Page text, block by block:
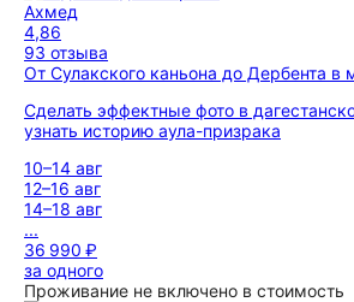
Ахмед
4,86
93 отзыва
От Сулакского каньона до Дербента в
Сделать эффектные фото в
узнать историю аула-призрака
10–14 авг
12–16 авг
14–18 авг
...
36 990 ₽
за одного
Проживание не включено в стоимость